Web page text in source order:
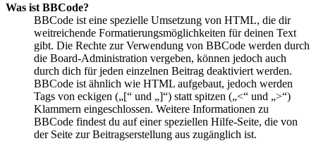
Was ist BBCode?
BBCode ist eine spezielle Umsetzung von HTML, die dir
weitreichende Formatierungsmöglichkeiten für deinen Text
gibt. Die Rechte zur Verwendung von BBCode werden durch
die Board-Administration vergeben, können jedoch auch
durch dich für jeden einzelnen Beitrag deaktiviert werden.
BBCode ist ähnlich wie HTML aufgebaut, jedoch werden
Tags von eckigen („[“ und „]“) statt spitzen („<“ und „>“)
Klammern eingeschlossen. Weitere Informationen zu
BBCode findest du auf einer speziellen Hilfe-Seite, die von
der Seite zur Beitragserstellung aus zugänglich ist.